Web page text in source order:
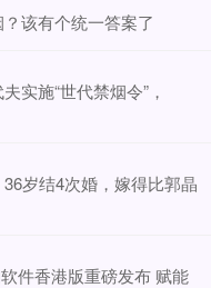
该有个统一答案了
实施“世代禁烟令”，
岁结4次婚，嫁得比郭晶
件香港版重磅发布 赋能